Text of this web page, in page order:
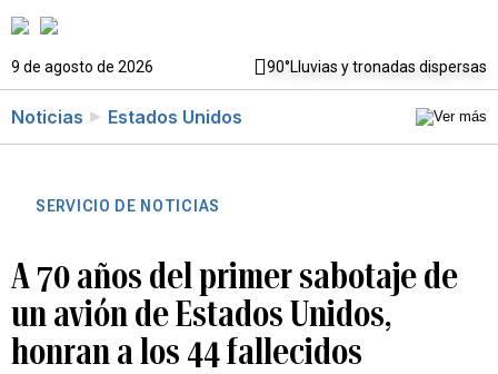
9 de agosto de 2026 90°Lluvias y tronadas dispersas
Noticias Estados Unidos
SERVICIO DE NOTICIAS
A 70 años del primer sabotaje de
un avión de Estados Unidos,
honran a los 44 fallecidos